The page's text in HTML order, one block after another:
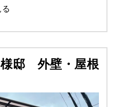
邸 外壁・屋根